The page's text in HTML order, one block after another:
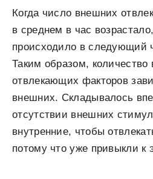
Когда число внешних
в среднем в час
происходило в следующий
Таким образом, количество
отвлекающих факторов
внешних. Складывалось
отсутствии внешних
внутренние, чтобы
потому что уже привыкли к